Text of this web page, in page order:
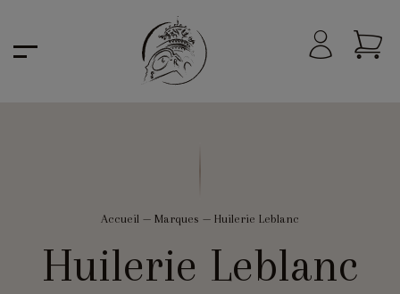
Accueil — Marques — Huilerie Leblanc
Huilerie Leblanc